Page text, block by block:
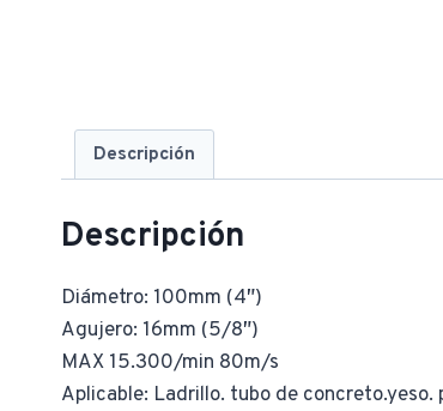
Descripción
Descripción
Diámetro: 100mm (4″)
Agujero: 16mm (5/8″)
MAX 15.300/min 80m/s
Aplicable: Ladrillo. tubo de concreto.yeso.